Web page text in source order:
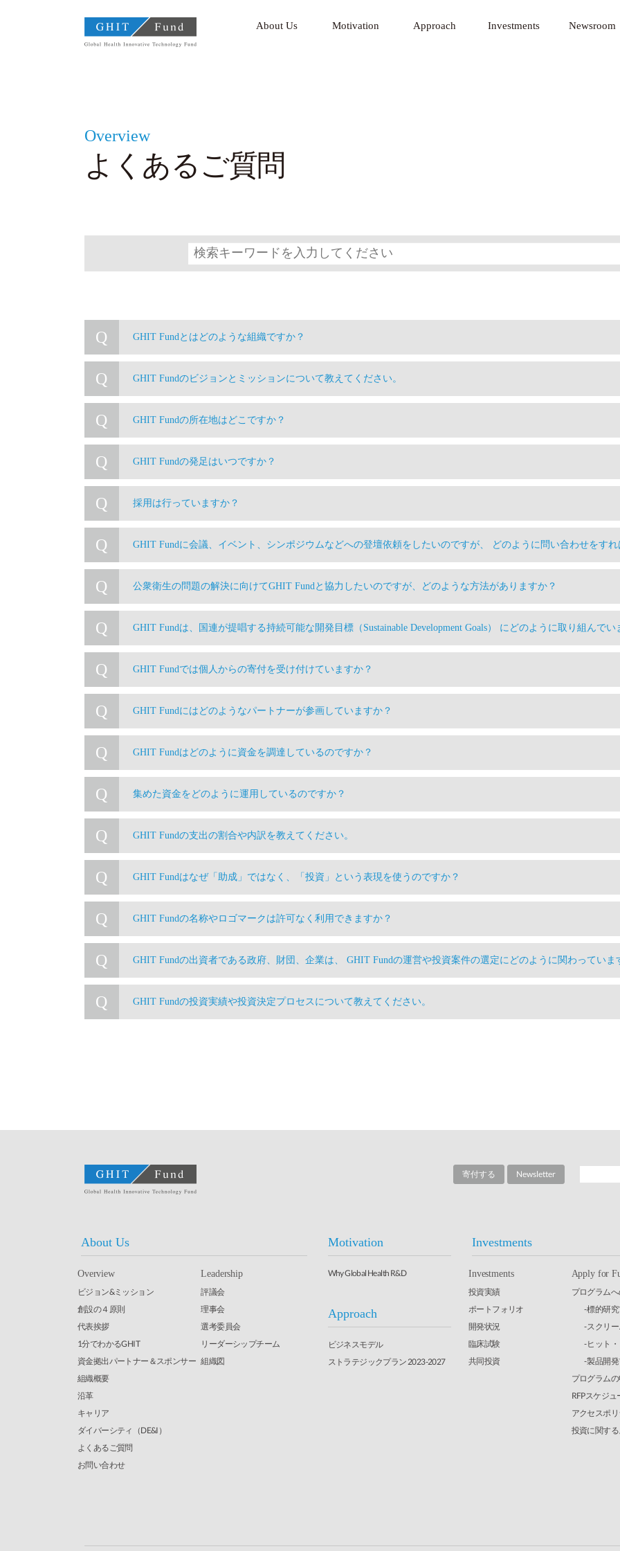
GHIT Fund Global Health Innovative Technology Fund
About Us Motivation Approach Investments Newsroom
Overview
よくあるご質問
Q GHIT Fundとはどのような組織ですか？
Q GHIT Fundのビジョンとミッションについて教えてください。
Q GHIT Fundの所在地はどこですか？
Q GHIT Fundの発足はいつですか？
Q 採用は行っていますか？
Q GHIT Fundに会議、イベント、シンポジウムなどへの登壇依頼をしたいのですが、 どのように問い合わせをすれ
Q 公衆衛生の問題の解決に向けてGHIT Fundと協力したいのですが、どのような方法がありますか？
Q GHIT Fundは、国連が提唱する持続可能な開発目標（Sustainable Development Goals） にどのように取り組んでい
Q GHIT Fundでは個人からの寄付を受け付けていますか？
Q GHIT Fundにはどのようなパートナーが参画していますか？
Q GHIT Fundはどのように資金を調達しているのですか？
Q 集めた資金をどのように運用しているのですか？
Q GHIT Fundの支出の割合や内訳を教えてください。
Q GHIT Fundはなぜ「助成」ではなく、「投資」という表現を使うのですか？
Q GHIT Fundの名称やロゴマークは許可なく利用できますか？
Q GHIT Fundの出資者である政府、財団、企業は、 GHIT Fundの運営や投資案件の選定にどのように関わっていま
Q GHIT Fundの投資実績や投資決定プロセスについて教えてください。
寄付する Newsletter
About Us
Overview
ビジョン&ミッション
創設の４原則
代表挨拶
1分でわかるGHIT
資金拠出パートナー＆スポンサー
組織概要
沿革
キャリア
ダイバーシティ（DE&I）
よくあるご質問
お問い合わせ
Leadership
評議会
理事会
選考委員会
リーダーシップチーム
組織図
Motivation
Why Global Health R&D
Approach
ビジネスモデル
ストラテジックプラン 2023-2027
Investments
Investments
投資実績
ポートフォリオ
開発状況
臨床試験
共同投資
Apply for
プログラム
- 標的研
- スクリ
- ヒット
- 製品開
プログラム
RFPスケジュ
アクセスポ
投資に関す